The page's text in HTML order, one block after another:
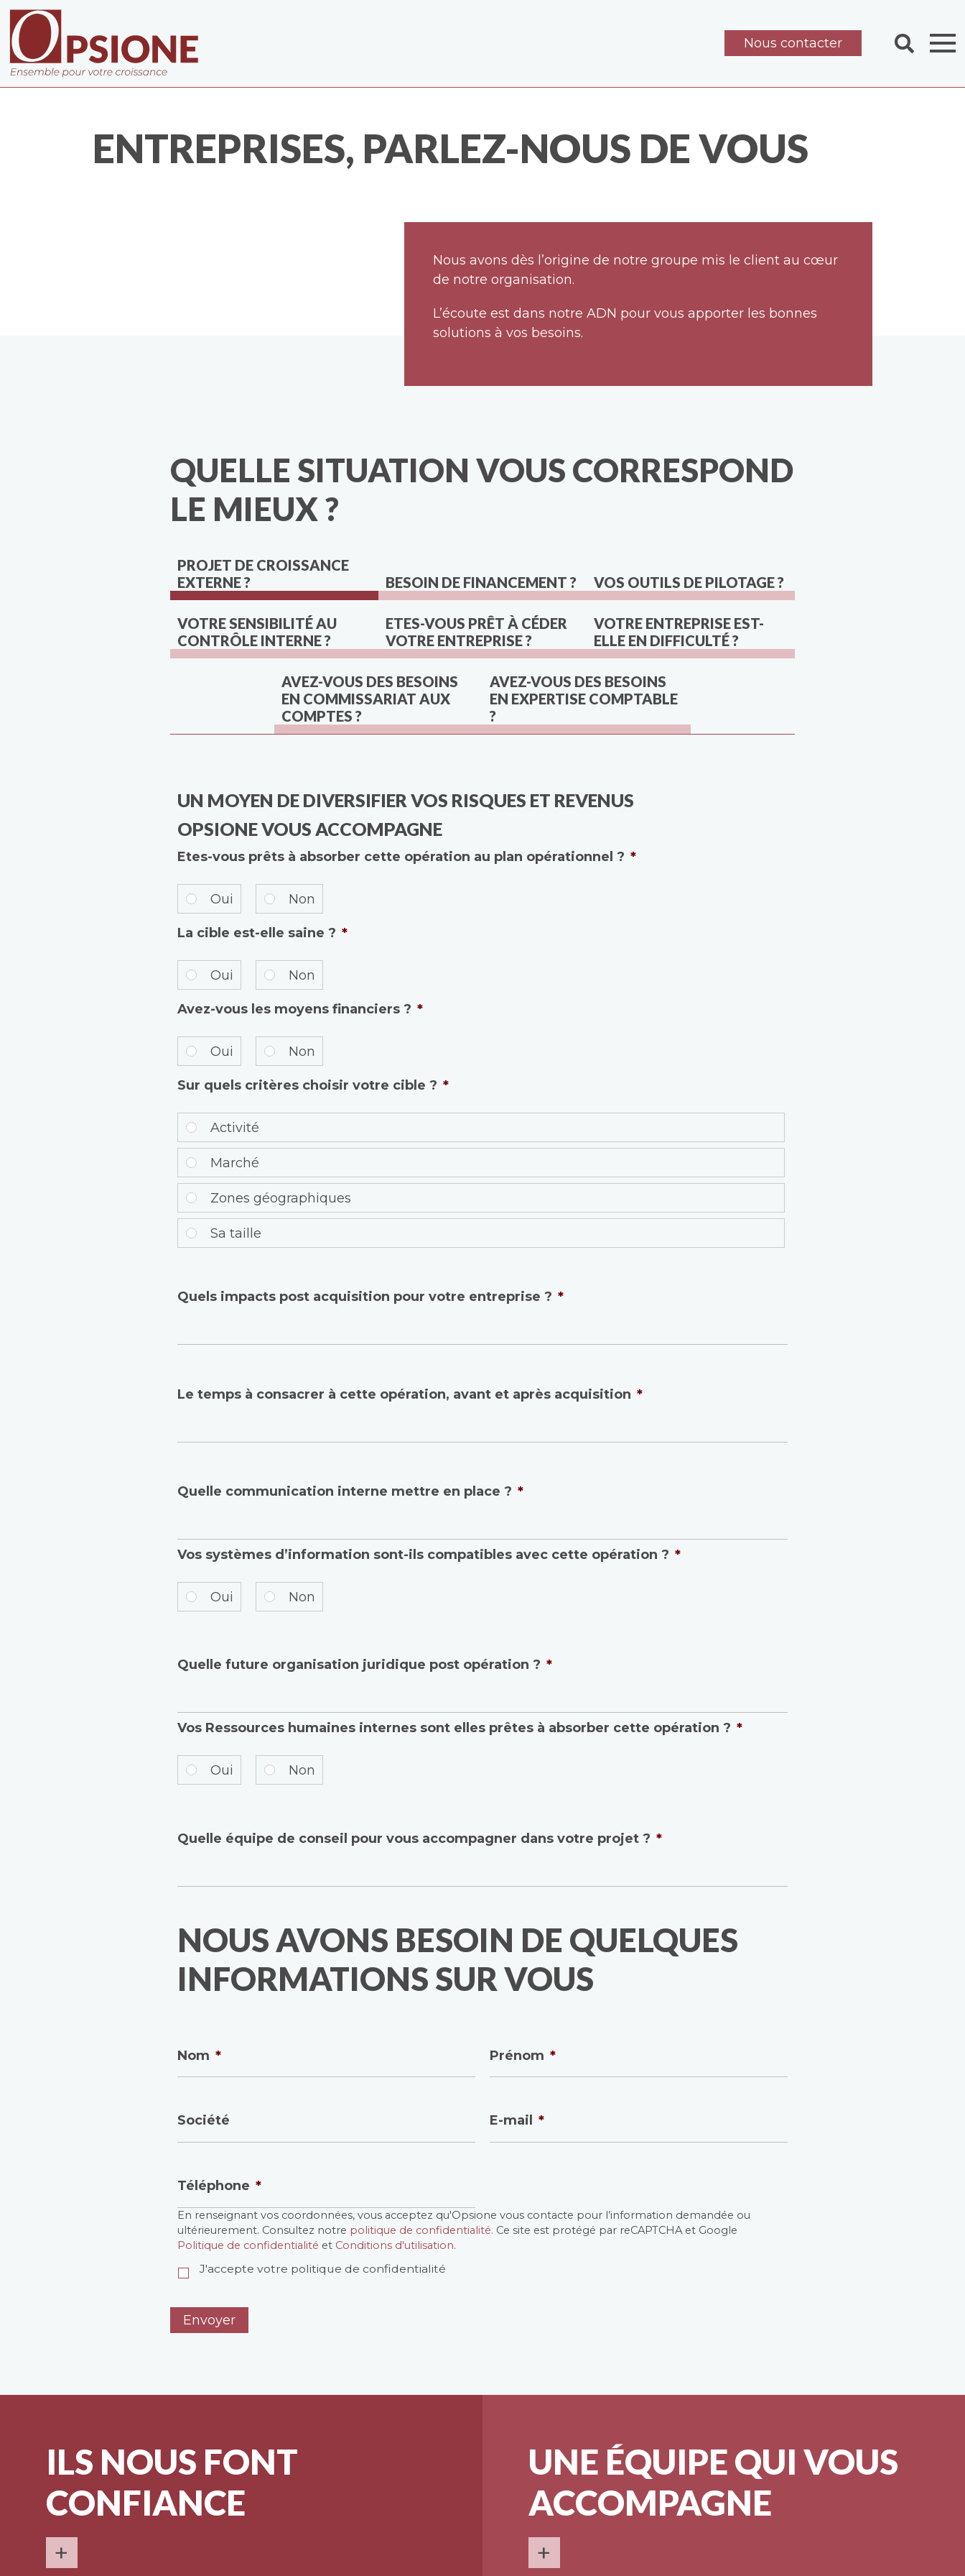
Nous contacter
ENTREPRISES, PARLEZ-NOUS DE VOUS
Nous avons dès l’origine de notre groupe mis le client au cœur
de notre organisation.
L’écoute est dans notre ADN pour vous apporter les bonnes
solutions à vos besoins.
QUELLE SITUATION VOUS CORRESPOND
LE MIEUX ?
PROJET DE CROISSANCE
EXTERNE ?
BESOIN DE FINANCEMENT ? VOS OUTILS DE PILOTAGE ?
VOTRE SENSIBILITÉ AU
CONTRÔLE INTERNE ?
ETES-VOUS PRÊT À CÉDER
VOTRE ENTREPRISE ?
VOTRE ENTREPRISE EST-
ELLE EN DIFFICULTÉ ?
AVEZ-VOUS DES BESOINS
EN COMMISSARIAT AUX
COMPTES ?
AVEZ-VOUS DES BESOINS
EN EXPERTISE COMPTABLE
?
UN MOYEN DE DIVERSIFIER VOS RISQUES ET REVENUS
OPSIONE VOUS ACCOMPAGNE
Etes-vous prêts à absorber cette opération au plan opérationnel ? *
Oui Non
La cible est-elle saine ? *
Oui Non
Avez-vous les moyens financiers ? *
Oui Non
Sur quels critères choisir votre cible ? *
Activité
Marché
Zones géographiques
Sa taille
Quels impacts post acquisition pour votre entreprise ? *
Le temps à consacrer à cette opération, avant et après acquisition *
Quelle communication interne mettre en place ? *
Vos systèmes d’information sont-ils compatibles avec cette opération ? *
Oui Non
Quelle future organisation juridique post opération ? *
Vos Ressources humaines internes sont elles prêtes à absorber cette opération ? *
Oui Non
Quelle équipe de conseil pour vous accompagner dans votre projet ? *
NOUS AVONS BESOIN DE QUELQUES
INFORMATIONS SUR VOUS
Nom * Prénom *
Société E-mail *
Téléphone *
Sans
titre *
En renseignant vos coordonnées, vous acceptez qu'Opsione vous contacte pour l’information demandée ou
ultérieurement. Consultez notre politique de confidentialité. Ce site est protégé par reCAPTCHA et Google
Politique de confidentialité et Conditions d'utilisation.
J'accepte votre politique de confidentialité
ILS NOUS FONT
CONFIANCE
+
UNE ÉQUIPE QUI VOUS
ACCOMPAGNE
+